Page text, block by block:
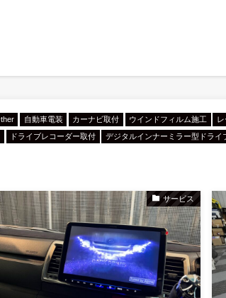
自動車電装 カーナビ取付 ウインドフィルム施工
ドライブレコーダー取付 デジタルインナーミラー型ドライ
サービス